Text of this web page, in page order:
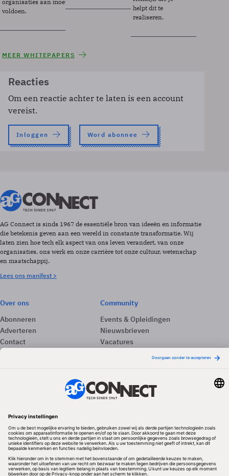
organisaties aan moeten
voldoen.
helpt dit te
realiseren.
MEER WHITEPAPERS
Reacties
Om een reactie achter te laten is een account
vereist.
Inloggen Word abonnee
AG Connect is sinds 1967 de essentiële bron van ideeën en informatie
die betekenis geven aan een wereld in constante transformatie. Wij
laten zien hoe tech elk aspect van ons leven verandert, van onze
organisaties, ons werk en onze carrière tot onze cultuur, wetenschap
en maatschappij.
Lees ons manifest >
Over ons
Abonneren
Adverteren
Contact
Colofon
Community
Events & Opleidingen
Nieuwsbrieven
Vacatures
Redactionele partner